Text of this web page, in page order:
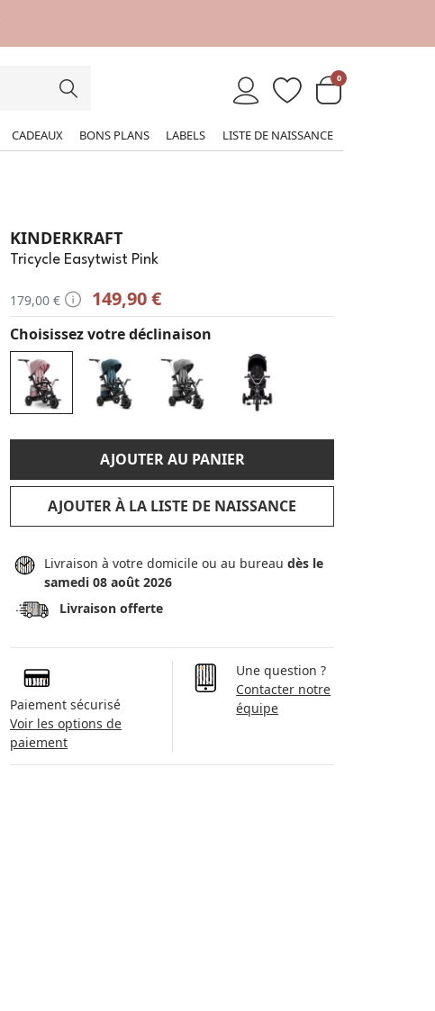
0
CADEAUX BONS PLANS LABELS LISTE DE NAISSANCE
KINDERKRAFT
Tricycle Easytwist Pink
179,00 € 149,90 €
Choisissez votre déclinaison
AJOUTER AU PANIER
AJOUTER À LA LISTE DE NAISSANCE
Livraison à votre domicile ou au bureaudès le
samedi 08 août 2026
Livraison offerte
Paiement sécurisé
Voir les options de
paiement
Une question ?
Contacter notre
équipe